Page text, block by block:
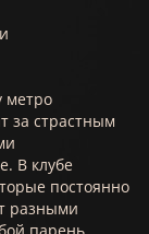
метро
за страстным
В клубе
постоянно
разными